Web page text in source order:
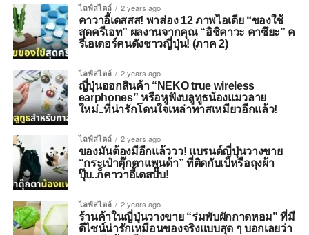
ไลฟ์สไตล์ 2 years ago
คาวาอี้เดสสส! พาส่อง 12 ภาพไอเดีย “ของใช้
สุดครีเอท” ผลงานจากคุณ “อิชิคาวะ คาซึยะ” ค
รีเอเตอร์คนดังชาวญี่ปุ่น! (ภาค 2)
ไลฟ์สไตล์ 2 years ago
ญี่ปุ่นออกสินค้า “NEKO true wireless
earphones” หรือหูฟังบลูทูธน้องแมวลาย
ใหม่..ที่น่ารักโดนใจเหล่าทาสเหมียวอีกแล้ว!
ไลฟ์สไตล์ 2 years ago
ของมันต้องมีอีกแล้ววว! แบรนด์ญี่ปุ่นวางขาย
“กระเป๋าตุ๊กตาแพนด้า” ที่ติดกับเป้หรือถุงผ้า
ปุ๊บ..ก็คาวาอี้เดสปั๊บ!
ไลฟ์สไตล์ 2 years ago
ร้านค้าในญี่ปุ่นวางขาย “ร่มพับผักกาดหอม” ที่มี
ดีไซน์น่ารักเหมือนของจริงแบบสุด ๆ บอกเลยว่า